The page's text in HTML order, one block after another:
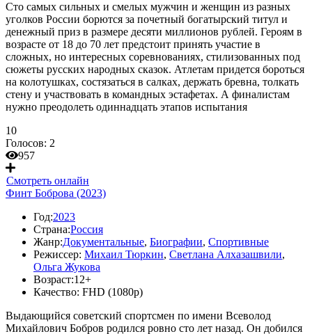
Сто самых сильных и смелых мужчин и женщин из разных
уголков России борются за почетный богатырский титул и
денежный приз в размере десяти миллионов рублей. Героям в
возрасте от 18 до 70 лет предстоит принять участие в
сложных, но интересных соревнованиях, стилизованных под
сюжеты русских народных сказок. Атлетам придется бороться
на колотушках, состязаться в салках, держать бревна, толкать
стену и участвовать в командных эстафетах. А финалистам
нужно преодолеть одиннадцать этапов испытания
10
Голосов: 2
957
Смотреть онлайн
Финт Боброва (2023)
Год:2023
Страна:Россия
Жанр:Документальные, Биографии, Спортивные
Режиссер: Михаил Тюркин, Светлана Алхазашвили,
Ольга Жукова
Возраст:12+
Качество: FHD (1080p)
Выдающийся советский спортсмен по имени Всеволод
Михайлович Бобров родился ровно сто лет назад. Он добился